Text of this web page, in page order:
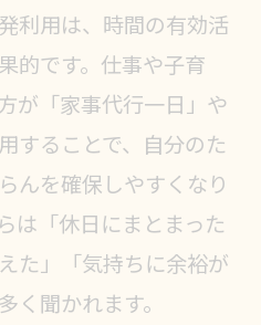
利用は、時間の有効活
的です。仕事や子育
が「家事代行一日」や
することで、自分のた
んを確保しやすくなり
は「休日にまとまった
た」「気持ちに余裕が
く聞かれます。